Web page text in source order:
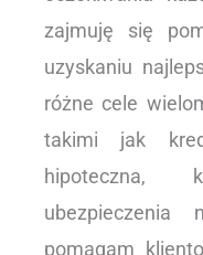
zajmuję się
uzyskaniu
różne cele
takimi jak
pomagam